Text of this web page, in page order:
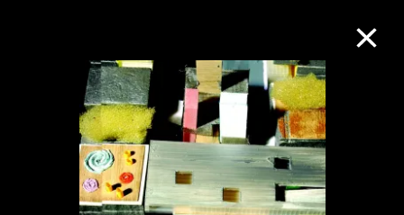
M+藏品
进一步筛选